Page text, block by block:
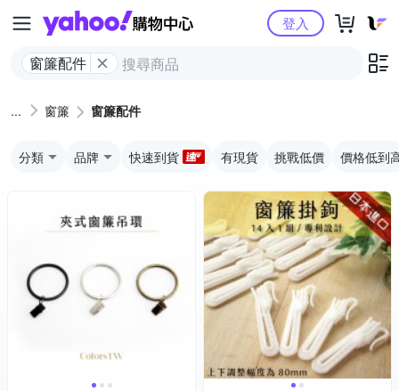
Yahoo購物中心
窗簾配件
登入
窗簾 窗簾配件
分類 品牌 快速到貨 有現貨 挑戰低價 價格低到